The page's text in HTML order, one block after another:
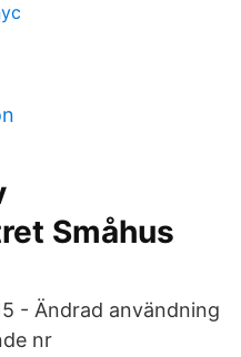
Småhus
- Ändrad användning
nr